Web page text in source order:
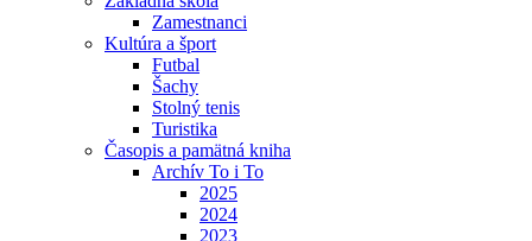
Zamestnanci
Kultúra a šport
Futbal
Šachy
Stolný tenis
Turistika
Časopis a pamätná kniha
Archív To i To
2025
2024
2023